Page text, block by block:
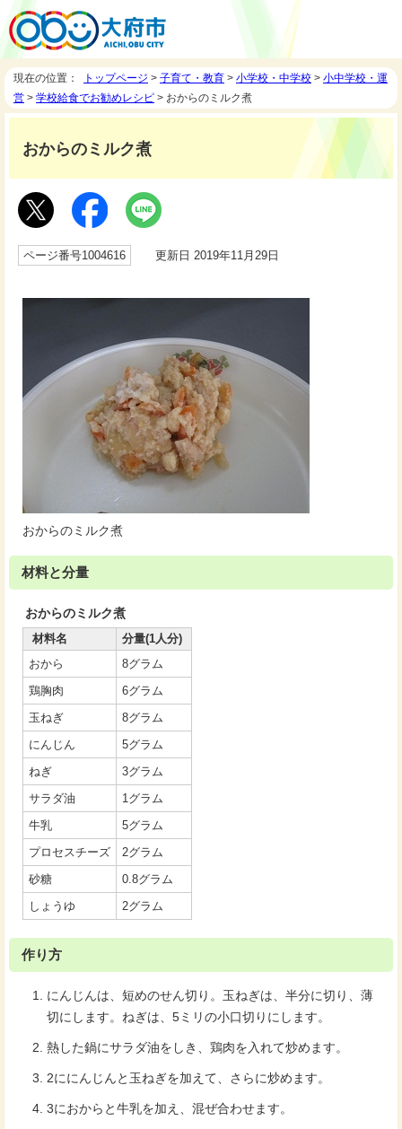
現在の位置： トップページ > 子育て・教育 > 小学校・中学校 > 小中学校・運
営 > 学校給食でお勧めレシピ > おからのミルク煮
おからのミルク煮
ページ番号1004616 更新日 2019年11月29日
おからのミルク煮
材料と分量
おからのミルク煮
材料名
分量(1人分)
おから
8グラム
鶏胸肉
6グラム
玉ねぎ
8グラム
にんじん
5グラム
ねぎ
3グラム
サラダ油
1グラム
牛乳
5グラム
プロセスチーズ
2グラム
砂糖
0.8グラム
しょうゆ
2グラム
作り方
にんじんは、短めのせん切り。玉ねぎは、半分に切り、薄
切にします。ねぎは、5ミリの小口切りにします。
熱した鍋にサラダ油をしき、鶏肉を入れて炒めます。
2ににんじんと玉ねぎを加えて、さらに炒めます。
3におからと牛乳を加え、混ぜ合わせます。